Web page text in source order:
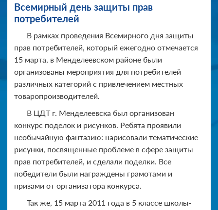
Всемирный день защиты прав
потребителей
В рамках проведения Всемирного дня защиты
прав потребителей, который ежегодно отмечается
15 марта, в Менделеевском районе были
организованы мероприятия для потребителей
различных категорий с привлечением местных
товаропроизводителей.
В ЦДТ г. Менделеевска был организован
конкурс поделок и рисунков. Ребята проявили
необычайную фантазию: нарисовали тематические
рисунки, посвященные проблеме в сфере защиты
прав потребителей, и сделали поделки. Все
победители были награждены грамотами и
призами от организатора конкурса.
Так же, 15 марта 2011 года в 5 классе школы-